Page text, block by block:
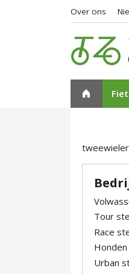
Over ons
Tour
Race
Urban